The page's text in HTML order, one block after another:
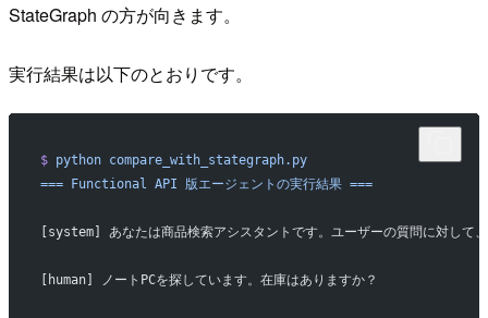
StateGraph の方が向きます。
実行結果は以下のとおりです。
$ python compare_with_stategraph.py
=== Functional API 版エージェントの実行結果 ===
[system] あなたは商品検索アシスタントです。ユーザーの質問に対して
[human] ノートPCを探しています。在庫はありますか？